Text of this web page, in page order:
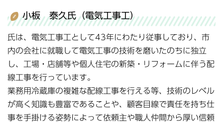
小板 泰久氏（電気工事工）
氏は、電気工事工として43年にわたり従事しており、市
内の会社に就職して電気工事の技術を磨いたのちに独立
し、工場・店舗等や個人住宅の新築・リフォームに伴う配
線工事を行っています。
業務用冷蔵庫の複雑な配線工事を行える等、技術のレベル
が高く知識も豊富であることや、顧客目線で責任を持ち仕
事を手掛ける姿勢によって依頼主や職人仲間から厚い信頼